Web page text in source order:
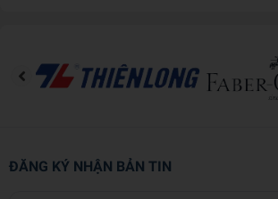
ĐĂNG KÝ NHẬN BẢN TIN